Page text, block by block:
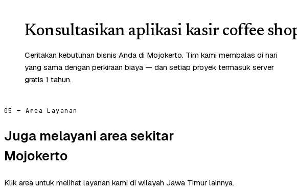
Konsultasikan aplikasi kasir coffee
Ceritakan kebutuhan bisnis Anda di Mojokerto. Tim kami membalas di hari
yang sama dengan perkiraan biaya — dan setiap proyek termasuk server
gratis 1 tahun.
05 — Area Layanan
Juga melayani area sekitar
Mojokerto
Klik area untuk melihat layanan kami di wilayah Jawa Timur lainnya.